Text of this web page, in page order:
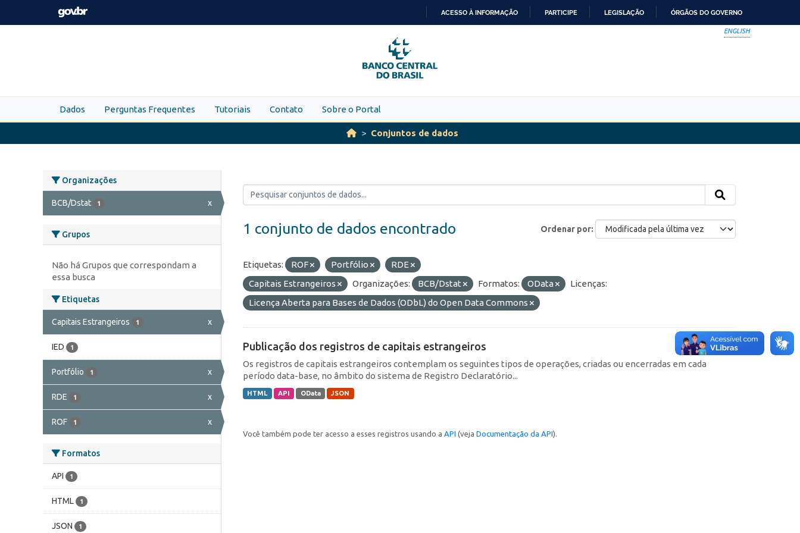
Skip to main content
PARA
O
CONTEÚDO
ACESSO À INFORMAÇÃO PARTICIPE LEGISLAÇÃO ÓRGÃOS DO GOVERNO
ENGLISH
Dados Perguntas Frequentes Tutoriais Contato Sobre o Portal
Conjuntos de dados
Organizações
BCB/Dstat 1 x
Grupos
Não há Grupos que correspondam a
essa busca
Etiquetas
Capitais Estrangeiros 1 x
IED 1
Portfólio 1 x
RDE 1 x
ROF 1 x
Formatos
API 1
HTML 1
JSON 1
Ordenar por
1 conjunto de dados encontrado
Etiquetas: ROF Portfólio
RDE
Capitais Estrangeiros
Organizações: BCB/Dstat Formatos: OData
Licenças:
Licença Aberta para Bases de Dados (ODbL) do Open Data Commons
Publicação dos registros de capitais estrangeiros
Os registros de capitais estrangeiros contemplam os seguintes tipos de operações, criadas ou encerradas em cada
período data-base, no âmbito do sistema de Registro Declaratório...
HTML API OData JSON
Você também pode ter acesso a esses registros usando a API (veja Documentação da API).